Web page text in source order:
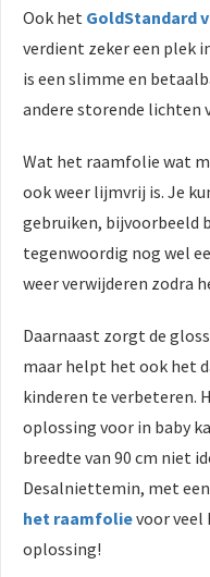
Ook het GoldStandard
verdient zeker een plek
is een slimme en
andere storende lichten
Wat het raamfolie wat
ook weer lijmvrij is. Je
gebruiken, bijvoorbeeld
tegenwoordig nog wel
weer verwijderen zodra
Daarnaast zorgt de
maar helpt het ook het
kinderen te verbeteren.
oplossing voor in baby
breedte van 90 cm niet
Desalniettemin, met
het raamfolievoor veel
oplossing!